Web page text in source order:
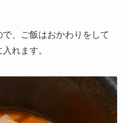
、ご飯はおかわりをして
れます。